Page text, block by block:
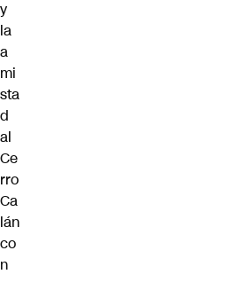
y
la
a
mi
sta
d
al
Ce
rro
Ca
lán
co
n